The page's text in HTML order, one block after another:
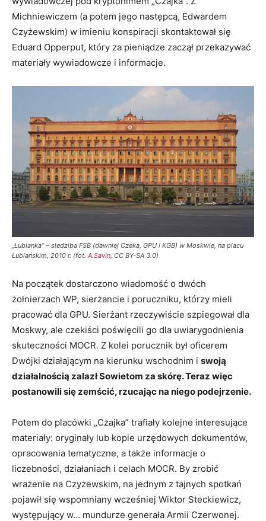
Michniewiczem (a potem jego następcą, Edwardem
Czyżewskim) w imieniu konspiracji skontaktował się
Eduard Opperput, który za pieniądze zaczął przekazywać
materiały wywiadowcze i informacje.
„Łubianka” – siedziba FSB (dawniej Czeka, GPU i KGB) w Moskwie, na placu
Łubiańskim, 2010 r. (fot. A.Savin, CC BY-SA 3.0)
Na początek dostarczono wiadomość o dwóch
żołnierzach WP, sierżancie i poruczniku, którzy mieli
pracować dla GPU. Sierżant rzeczywiście szpiegował dla
Moskwy, ale czekiści poświęcili go dla uwiarygodnienia
skuteczności MOCR. Z kolei porucznik był oficerem
Dwójki działającym na kierunku wschodnim i swoją
działalnością zalazł Sowietom za skórę. Teraz więc
postanowili się zemścić, rzucając na niego podejrzenie.
Potem do placówki „Czajka” trafiały kolejne interesujące
materiały: oryginały lub kopie urzędowych dokumentów,
opracowania tematyczne, a także informacje o
liczebności, działaniach i celach MOCR. By zrobić
wrażenie na Czyżewskim, na jednym z tajnych spotkań
pojawił się wspomniany wcześniej Wiktor Steckiewicz,
występujący w… mundurze generała Armii Czerwonej.